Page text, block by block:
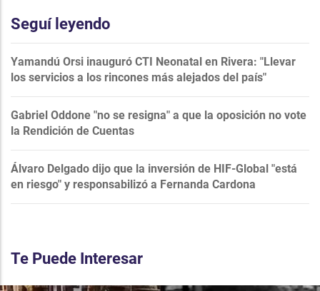
Seguí leyendo
Yamandú Orsi inauguró CTI Neonatal en Rivera: "Llevar
los servicios a los rincones más alejados del país"
Gabriel Oddone "no se resigna" a que la oposición no vote
la Rendición de Cuentas
Álvaro Delgado dijo que la inversión de HIF-Global "está
en riesgo" y responsabilizó a Fernanda Cardona
Te Puede Interesar